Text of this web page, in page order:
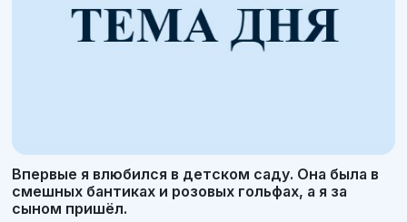
Впервые я влюбился в детском саду. Она была в
смешных бантиках и розовых гольфах, а я за
сыном пришёл.